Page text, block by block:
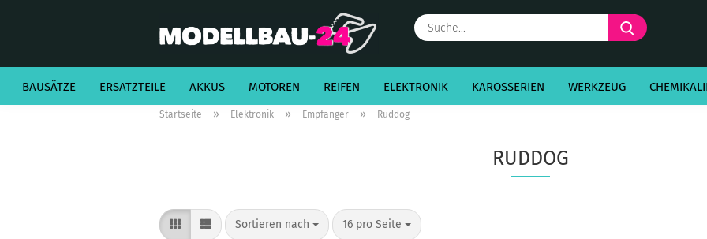
Suche...
BAUSÄTZE ERSATZTEILE AKKUS MOTOREN REIFEN ELEKTRONIK KAROSSERIEN WERKZEUG
Startseite » Elektronik » Empfänger » Ruddog
RUDDOG
Sortieren nach
Sortieren nach 16 pro Seite
pro Seite